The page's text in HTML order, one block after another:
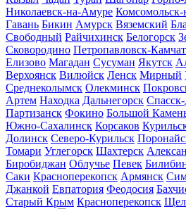
Николаевск-на-Амуре
Гавань Бикин Амурск Вяземский
Свободный Райчихинск Белогорск
Сковородино Петропавловск-
Елизово Магадан Сусуман Якутск
Верхоянск Вилюйск Ленск Мирный
Среднеколымск Олекминск
Артем Находка Дальнегорск
Партизанск Фокино Большой
Южно-Сахалинск Корсаков
Долинск Северо-Курильск
Томари Углегорск Шахтерск
Биробиджан Облучье Певек
Саки Красноперекопск Армянск
Джанкой Евпатория Феодосия
Старый Крым Красноперекопск